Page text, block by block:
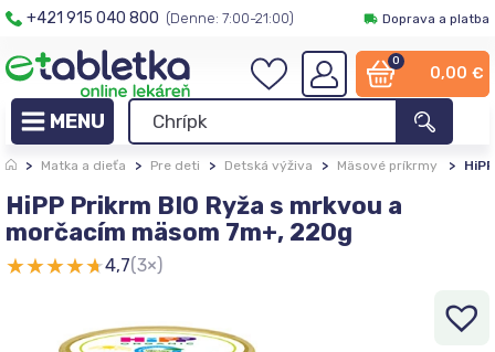
+421 915 040 800 (Denne: 7:00-21:00) Doprava a platba
0
0,00 €
> Matka a dieťa > Pre deti > Detská výživa > Mäsové príkrmy >
HiPP Prikrm BIO Ryža s mrkvou a
morčacím mäsom 7m+, 220g
★★★★★4,7(3×)